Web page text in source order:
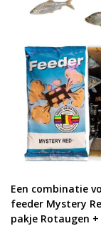
Een combinatie
feeder Mystery
pakje Rotaugen